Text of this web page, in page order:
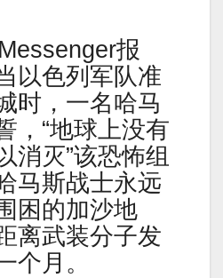
报
以色列军队准
时，一名哈马
，“地球上没有
消灭”该恐怖组
马斯战士永远
困的加沙地
离武装分子发
个月。